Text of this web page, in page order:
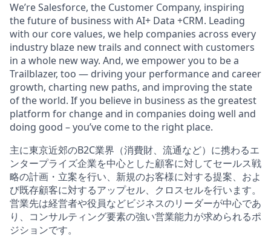
We’re Salesforce, the Customer Company, inspiring
the future of business with AI+ Data +CRM. Leading
with our core values, we help companies across every
industry blaze new trails and connect with customers
in a whole new way. And, we empower you to be a
Trailblazer, too — driving your performance and career
growth, charting new paths, and improving the state
of the world. If you believe in business as the greatest
platform for change and in companies doing well and
doing good – you’ve come to the right place.
主に東京近郊のB2C業界（消費財、流通など）に携わるエ
ンタープライズ企業を中心とした顧客に対してセールス戦
略の計画・立案を行い、新規のお客様に対する提案、およ
び既存顧客に対するアップセル、クロスセルを行います。
営業先は経営者や役員などビジネスのリーダーが中心であ
り、コンサルティング要素の強い営業能力が求められるポ
ジションです。